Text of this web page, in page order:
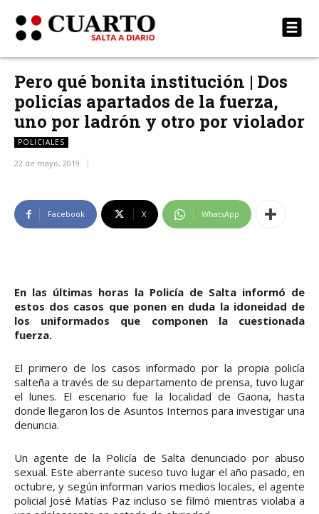
Pero qué bonita institución | Dos
policías apartados de la fuerza,
uno por ladrón y otro por violador
POLICIALES
22 de mayo, 2019
Facebook X WhatsApp
En las últimas horas la Policía de Salta informó de
estos dos casos que ponen en duda la idoneidad de
los uniformados que componen la cuestionada
fuerza.
El primero de los casos informado por la propia policía
salteña a través de su departamento de prensa, tuvo lugar
el lunes. El escenario fue la localidad de Gaona, hasta
donde llegaron los de Asuntos Internos para investigar una
denuncia.
Un agente de la Policía de Salta denunciado por abuso
sexual. Este aberrante suceso tuvo lugar el año pasado, en
octubre, y según informan varios medios locales, el agente
policial José Matías Paz incluso se filmó mientras violaba a